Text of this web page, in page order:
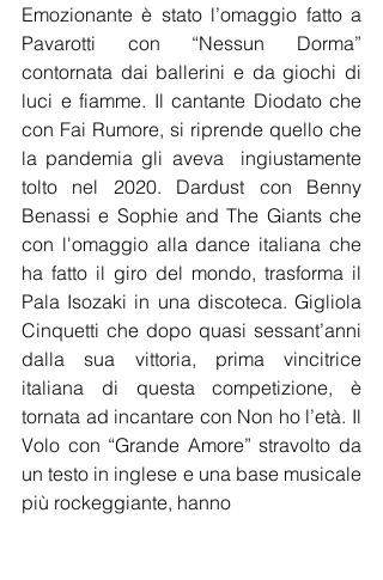
Emozionante è stato l’omaggio fatto a
Pavarotti con “Nessun Dorma”
contornata dai ballerini e da giochi di
luci e fiamme. Il cantante Diodato che
con Fai Rumore, si riprende quello che
la pandemia gli aveva  ingiustamente
tolto nel 2020. Dardust con Benny
Benassi e Sophie and The Giants che
con l'omaggio alla dance italiana che
ha fatto il giro del mondo, trasforma il
Pala Isozaki in una discoteca. Gigliola
Cinquetti che dopo quasi sessant’anni
dalla sua vittoria, prima vincitrice
italiana di questa competizione, è
tornata ad incantare con Non ho l’età. Il
Volo con “Grande Amore” stravolto da
un testo in inglese e una base musicale
più rockeggiante, hanno